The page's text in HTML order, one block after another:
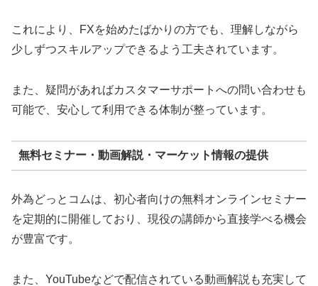
これにより、FXを始めたばかりの方でも、理解しながら
少しずつスキルアップできるよう工夫されています。
また、疑問があればカスタマーサポートへの問い合わせも
可能で、安心して利用できる体制が整っています。
無料セミナー・動画解説・マーケット情報の提供
外為どっとコムは、初心者向けの無料オンラインセミナー
を定期的に開催しており、現役の講師から直接学べる機会
が豊富です。
また、YouTubeなどで配信されている動画解説も充実して